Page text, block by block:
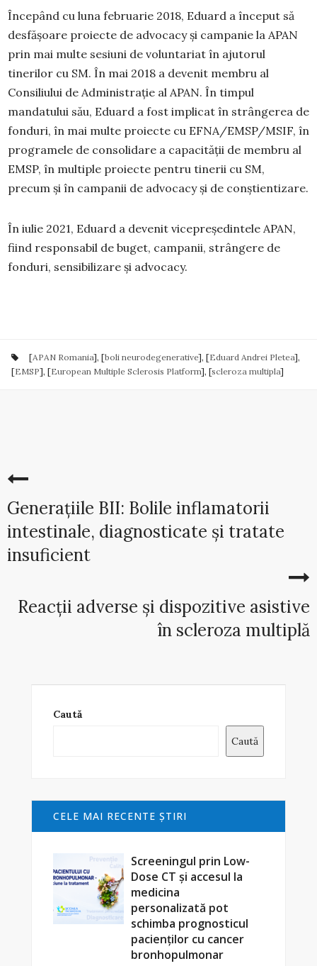
Începând cu luna februarie 2018, Eduard a început să
desfășoare proiecte de advocacy și campanie la APAN
prin mai multe sesiuni de voluntariat în ajutorul
tinerilor cu SM. În mai 2018 a devenit membru al
Consiliului de Administrație al APAN. În timpul
mandatului său, Eduard a fost implicat în strângerea de
fonduri, în mai multe proiecte cu EFNA/EMSP/MSIF, în
programele de consolidare a capacității de membru al
EMSP, în multiple proiecte pentru tinerii cu SM,
precum și în campanii de advocacy și de conștientizare.
În iulie 2021, Eduard a devenit vicepreședintele APAN,
fiind responsabil de buget, campanii, strângere de
fonduri, sensibilizare și advocacy.
[APAN Romania], [boli neurodegenerative], [Eduard Andrei Pletea],
[EMSP], [European Multiple Sclerosis Platform], [scleroza multipla]
Generațiile BII: Bolile inflamatorii
intestinale, diagnosticate și tratate
insuficient
Reacții adverse și dispozitive asistive
în scleroza multiplă
Caută
Caută
CELE MAI RECENTE ŞTIRI
Screeningul prin Low-
Dose CT și accesul la
medicina
personalizată pot
schimba prognosticul
pacienților cu cancer
bronhopulmonar